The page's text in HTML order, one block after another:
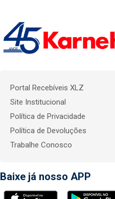
Portal Recebíveis XLZ
Site Institucional
Política de Privacidade
Política de Devoluções
Trabalhe Conosco
Baixe já nosso APP